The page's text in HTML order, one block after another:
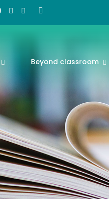
Beyond classroom